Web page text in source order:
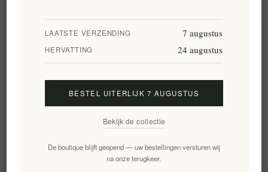
Aanmelden Opzeggen
LAATSTE VERZENDING 7 augustus
HERVATTING 24 augustus
BESTEL UITERLIJK 7 AUGUSTUS
Bekijk de collectie
De boutique blijft geopend — uw bestellingen versturen wij
na onze terugkeer.